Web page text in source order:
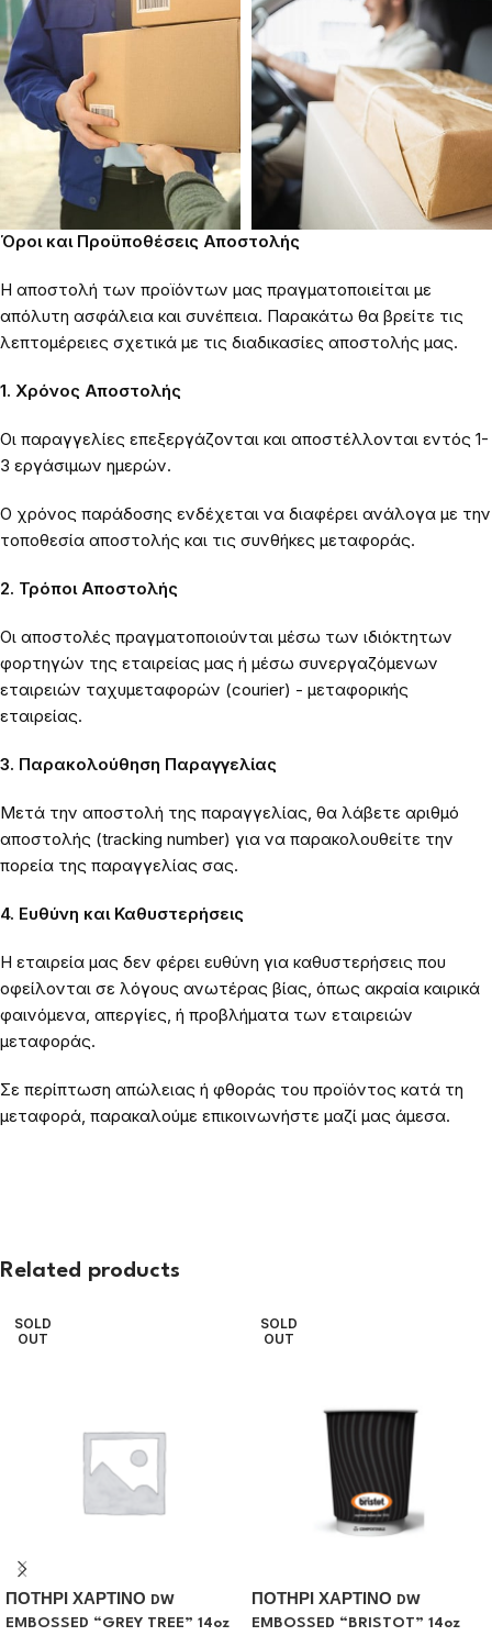
Όροι και Προϋποθέσεις Αποστολής
Η αποστολή των προϊόντων μας πραγματοποιείται με
απόλυτη ασφάλεια και συνέπεια. Παρακάτω θα βρείτε τις
λεπτομέρειες σχετικά με τις διαδικασίες αποστολής μας.
1. Χρόνος Αποστολής
Οι παραγγελίες επεξεργάζονται και αποστέλλονται εντός 1-
3 εργάσιμων ημερών.
Ο χρόνος παράδοσης ενδέχεται να διαφέρει ανάλογα με την
τοποθεσία αποστολής και τις συνθήκες μεταφοράς.
2. Τρόποι Αποστολής
Οι αποστολές πραγματοποιούνται μέσω των ιδιόκτητων
φορτηγών της εταιρείας μας ή μέσω συνεργαζόμενων
εταιρειών ταχυμεταφορών (courier) - μεταφορικής
εταιρείας.
3. Παρακολούθηση Παραγγελίας
Μετά την αποστολή της παραγγελίας, θα λάβετε αριθμό
αποστολής (tracking number) για να παρακολουθείτε την
πορεία της παραγγελίας σας.
4. Ευθύνη και Καθυστερήσεις
Η εταιρεία μας δεν φέρει ευθύνη για καθυστερήσεις που
οφείλονται σε λόγους ανωτέρας βίας, όπως ακραία καιρικά
φαινόμενα, απεργίες, ή προβλήματα των εταιρειών
μεταφοράς.
Σε περίπτωση απώλειας ή φθοράς του προϊόντος κατά τη
μεταφορά, παρακαλούμε επικοινωνήστε μαζί μας άμεσα.
Related products
SOLD
OUT
ΠΟΤΗΡΙ ΧΑΡΤΙΝΟ DW
EMBOSSED “GREY TREE” 14oz
SOLD
OUT
ΠΟΤΗΡΙ ΧΑΡΤΙΝΟ DW
EMBOSSED “BRISTOT” 14oz